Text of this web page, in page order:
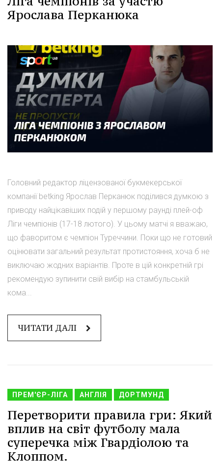
Ярослава Перканюка
Головний редактор ліцензованої букмекерської
компанії betking Ярослав Перканюк поділився думкою з
приводу найцікавіших подій у першому раунді плей-оф
Ліги чемпіонів (17-18 лютого). У цьому матчі я вважаю,
що фаворитом є чемпіон Туреччини. Поки що не готовий
оцінювати загальний результат протистояння, хоча б не
виключаю жодних варіантів. Проте в цій конкретній грі
рекомендую зупинити свій вибір на стамбульській
кома...
ЧИТАТИ ДАЛІ
ПРЕМ'ЄР-ЛІГА АНГЛІЯ ДОРТМУНД
Перетворити правила гри: Який
вплив на світ футболу мала
суперечка між Гвардіолою та
Клоппом.